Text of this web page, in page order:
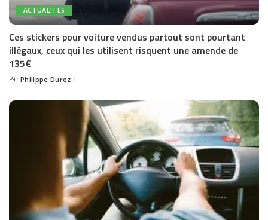
ACTUALITÉS
Ces stickers pour voiture vendus partout sont pourtant
illégaux, ceux qui les utilisent risquent une amende de
135€
Posted
Par Philippe Durez